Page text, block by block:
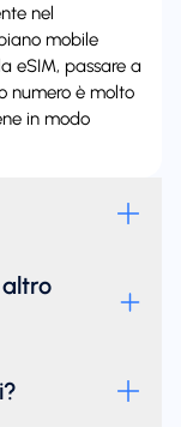
nel
mobile
eSIM, passare a
numero è molto
in modo
altro